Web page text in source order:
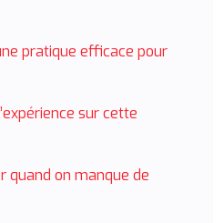
pratique efficace pour
sur cette
quand on manque de